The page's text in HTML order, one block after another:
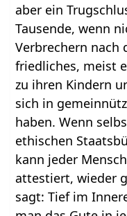
aber ein
Tausende, wenn
Verbrechern nach
friedliches, meist
zu ihren Kindern
sich in
haben. Wenn
ethischen
kann jeder
attestiert, wieder
sagt: Tief im